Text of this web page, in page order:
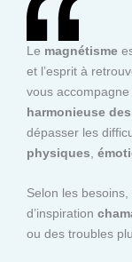
Le magnétisme
et l’esprit à
vous
harmonieuse
dépasser les
physiques
Selon les
d’inspiration
ou des troubles